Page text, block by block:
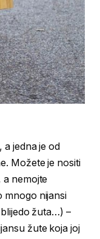
a jedna je od
Možete je nositi
a nemojte
mnogo nijansi
žuta…) –
žute koja joj